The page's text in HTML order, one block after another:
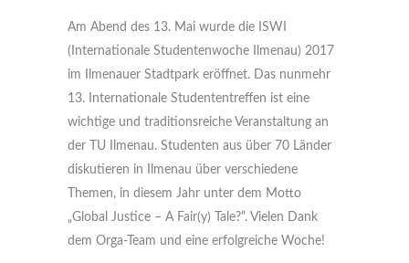
Am Abend des 13. Mai wurde die ISWI
(Internationale Studentenwoche Ilmenau) 2017
im Ilmenauer Stadtpark eröffnet. Das nunmehr
13. Internationale Studententreffen ist eine
wichtige und traditionsreiche Veranstaltung an
der TU Ilmenau. Studenten aus über 70 Länder
diskutieren in Ilmenau über verschiedene
Themen, in diesem Jahr unter dem Motto
„Global Justice – A Fair(y) Tale?“. Vielen Dank
dem Orga-Team und eine erfolgreiche Woche!